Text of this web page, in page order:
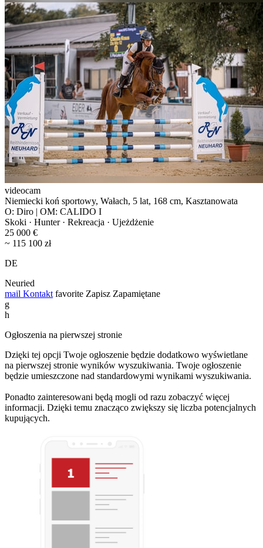
videocam
Niemiecki koń sportowy, Wałach, 5 lat, 168 cm, Kasztanowata
O: Diro | OM: CALIDO I
Skoki · Hunter · Rekreacja · Ujeżdżenie
25 000 €
~ 115 100 zł
DE
Neuried
mail Kontakt favorite Zapisz Zapamiętane
g
h
Ogłoszenia na pierwszej stronie
Dzięki tej opcji Twoje ogłoszenie będzie dodatkowo wyświetlane
na pierwszej stronie wyników wyszukiwania. Twoje ogłoszenie
będzie umieszczone nad standardowymi wynikami wyszukiwania.
Ponadto zainteresowani będą mogli od razu zobaczyć więcej
informacji. Dzięki temu znacząco zwiększy się liczba potencjalnych
kupujących.